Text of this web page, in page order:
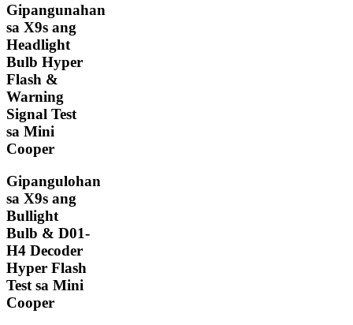
Gipangunahan
sa X9s ang
Headlight
Bulb Hyper
Flash &
Warning
Signal Test
sa Mini
Cooper
Gipangulohan
sa X9s ang
Bullight
Bulb & D01-
H4 Decoder
Hyper Flash
Test sa Mini
Cooper